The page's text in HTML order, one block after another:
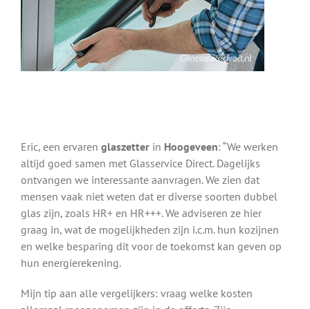
Eric, een ervaren glaszetter in Hoogeveen: “We werken
altijd goed samen met Glasservice Direct. Dagelijks
ontvangen we interessante aanvragen. We zien dat
mensen vaak niet weten dat er diverse soorten dubbel
glas zijn, zoals HR+ en HR+++. We adviseren ze hier
graag in, wat de mogelijkheden zijn i.c.m. hun kozijnen
en welke besparing dit voor de toekomst kan geven op
hun energierekening.
Mijn tip aan alle vergelijkers: vraag welke kosten